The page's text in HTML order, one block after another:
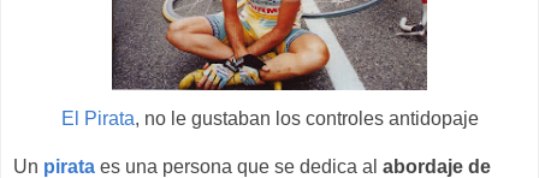
El Pirata, no le gustaban los controles antidopaje
Un pirata es una persona que se dedica al abordaje de